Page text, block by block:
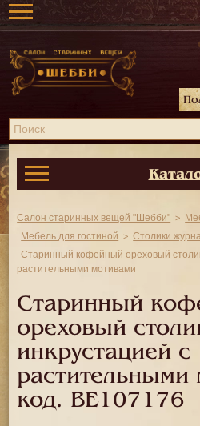
Салон старинных вещей "Шебби"
Мебель для гостиной
Столики
Старинный кофейный ореховый
растительными мотивами
Старинный
ореховый
инкрустацией с
растительными
код. BE107176